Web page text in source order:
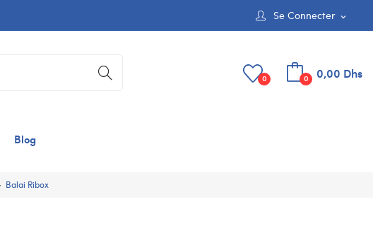
Se Connecter expand_more
0,00 Dhs
0
0
Blog
Balai Ribox